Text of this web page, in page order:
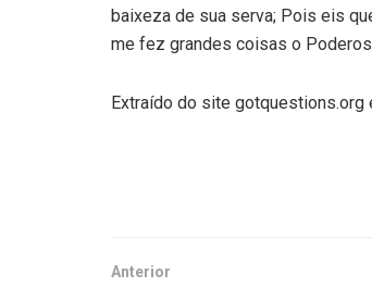
baixeza de sua serva; Pois eis
me fez grandes coisas o
Extraído do site
Anterior